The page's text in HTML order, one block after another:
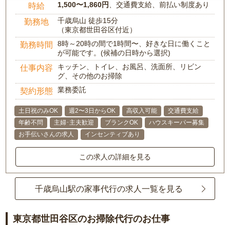
時給 1,500〜1,860円、交通費支給、前払い制度あり
勤務地
千歳烏山 徒歩15分
（東京都世田谷区付近）
勤務時間
8時～20時の間で1時間〜、好きな日に働くこと
が可能です。(候補の日時から選択)
仕事内容
キッチン、トイレ、お風呂、洗面所、リビン
グ、その他のお掃除
契約形態 業務委託
土日祝のみOK 週2〜3日からOK 高収入可能
交通費支給
年齢不問
主婦･主夫歓迎 ブランクOK
ハウスキーパー募集
お手伝いさんの求人
インセンティブあり
この求人の詳細を見る
千歳烏山駅の家事代行の求人一覧を見る
東京都世田谷区のお掃除代行のお仕事